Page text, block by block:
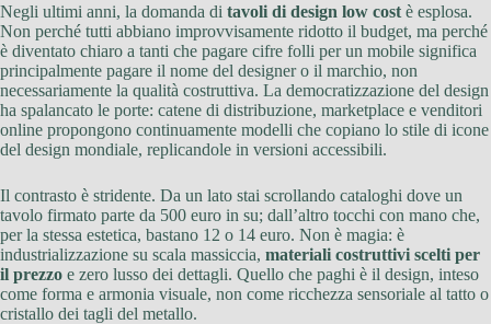
Negli ultimi anni, la domanda di tavoli di design low cost è esplosa.
Non perché tutti abbiano improvvisamente ridotto il budget, ma perché
è diventato chiaro a tanti che pagare cifre folli per un mobile significa
principalmente pagare il nome del designer o il marchio, non
necessariamente la qualità costruttiva. La democratizzazione del design
ha spalancato le porte: catene di distribuzione, marketplace e venditori
online propongono continuamente modelli che copiano lo stile di icone
del design mondiale, replicandole in versioni accessibili.
Il contrasto è stridente. Da un lato stai scrollando cataloghi dove un
tavolo firmato parte da 500 euro in su; dall’altro tocchi con mano che,
per la stessa estetica, bastano 12 o 14 euro. Non è magia: è
industrializzazione su scala massiccia, materiali costruttivi scelti per
il prezzo e zero lusso dei dettagli. Quello che paghi è il design, inteso
come forma e armonia visuale, non come ricchezza sensoriale al tatto o
cristallo dei tagli del metallo.